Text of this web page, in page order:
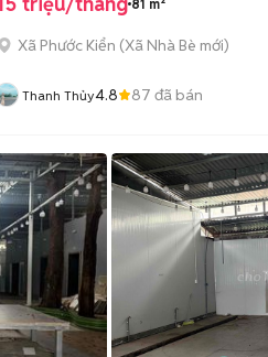
81 m²
Xã Phước Kiển (Xã Nhà Bè mới)
Thanh Thủy4.8 87 đã bán